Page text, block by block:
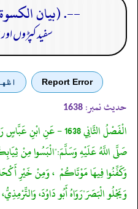
--. (بيان
سفید کپڑوں
Report Error
حدیث نمبر: 1638
الْفَصْلُ الثَّانِي 1638 -
صَلَّى اللَّهُ عَلَيْهِ وَسَلَّمَ:"الْبَسُوا مِنْ
وَكَفِّنُوا فِيهَا مَوْتَاكُمْ ، وَمِنْ خَيْرِ
وَيَجْلُو الْبَصَرَ"رَوَاهُ أَبُو دَاوُدَ،